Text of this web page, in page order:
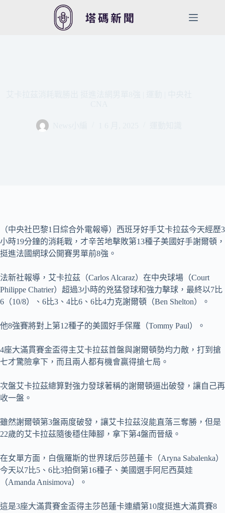
（中央社巴黎1日綜合外電報導）西班牙好手艾卡拉茲今天經歷3
小時19分鐘的消耗戰，才辛苦地擊敗第13種子美國好手謝爾頓，
挺進法國網球公開賽男單前8強。
法新社報導，艾卡拉茲（Carlos Alcaraz）在中央球場（Court
Philippe Chatrier）超過3小時的兇猛發球和強力擊球，最終以7比
6（10/8）、6比3、4比6、6比4力克謝爾頓（Ben Shelton）。
他8強賽將對上第12種子的美國好手保羅（Tommy Paul）。
4座大滿貫賽金盃得主艾卡拉茲首盤與謝爾頓勢均力敵，打到搶
七才驚險拿下，而且兩人都有機會贏得搶七局。
次盤艾卡拉茲總算對強力發球著稱的謝爾頓逼出破發，讓自己再
收一盤。
雖然謝爾頓第3盤兩度破發，讓艾卡拉茲沒能直落三奪勝，但是
22歲的艾卡拉茲隨後穩住陣腳，拿下第4盤而晉級。
在女單方面，白俄羅斯的世界球后莎芭蓮卡（Aryna Sabalenka）
今天以7比5、6比3拍倒第16種子、美國選手阿尼西莫娃
（Amanda Anisimova）。
這是3座大滿貫賽金盃得主莎芭蓮卡連續第10度挺進大滿貫賽8